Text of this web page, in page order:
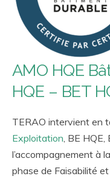
AMO HQE
HQE – BET
TERAO intervient en
Exploitation, BE HQE,
l’accompagnement à
phase de Faisabilité